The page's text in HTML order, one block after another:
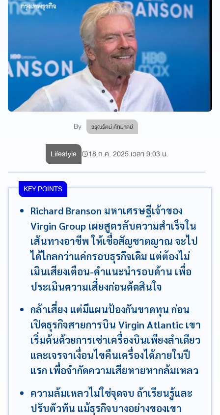
By วรุณรัตน์ คัทมาตย์
Lifestyle 18 ก.ค. 2025 เวลา 9:03 น.
KEY POINTS
Richard Branson มหาเศรษฐีเจ้าของ
Virgin Group เผยสูตรลับความสำเร็จใน
เส้นทางอาชีพ ให้เชื่อสัญชาตญาณ จะไป
ได้ไกลกว่าแค่กรอบธุรกิจเดิม แต่ต้องไม่
เมินเสียงเตือน-คำแนะนำรอบด้าน เพื่อ
ประเมินความเสี่ยงก่อนตัดสินใจ
กล้าเสี่ยง แต่มีแผนป้องกันขาดทุน ก่อน
เปิดธุรกิจสายการบิน Virgin Atlantic เขา
เริ่มต้นด้วยการเช่าเครื่องบินเพียงลำเดียว
และเจรจาเงื่อนไขคืนเครื่องได้ภายในปี
แรก เพื่อจำกัดความเสียหายหากล้มเหลว
ความล้มเหลวไม่ใช่จุดจบ ถ้าเรียนรู้และ
ปรับตัวทัน แม้ธุรกิจบางอย่างของเขา